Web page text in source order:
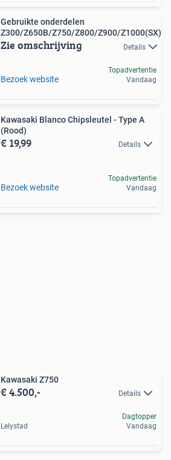
Gebruikte onderdelen
Z300/Z650B/Z750/Z800/Z900/Z1000(SX)
Zie omschrijving Details
Bezoek website
Topadvertentie
Vandaag
Kawasaki Blanco Chipsleutel - Type A
(Rood)
€ 19,99 Details
Bezoek website
Topadvertentie
Vandaag
Kawasaki Z750
€ 4.500,- Details
Lelystad
Dagtopper
Vandaag